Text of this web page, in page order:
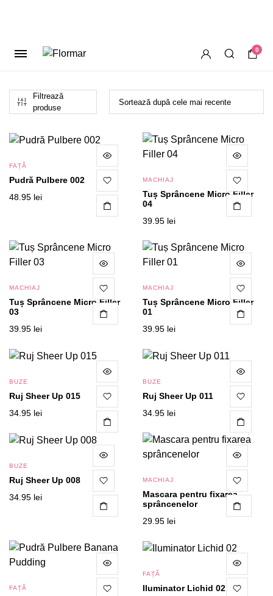
0
Filtrează
produse
FAȚĂ
Pudră Pulbere 002
48.95 lei
MACHIAJ
Tuș Sprâncene Micro Filler
04
39.95 lei
MACHIAJ
Tuș Sprâncene Micro Filler
03
39.95 lei
MACHIAJ
Tuș Sprâncene Micro Filler
01
39.95 lei
BUZE
Ruj Sheer Up 015
34.95 lei
BUZE
Ruj Sheer Up 011
34.95 lei
BUZE
Ruj Sheer Up 008
34.95 lei
MACHIAJ
Mascara pentru fixarea
sprâncenelor
29.95 lei
FAȚĂ
FAȚĂ
Iluminator Lichid 02